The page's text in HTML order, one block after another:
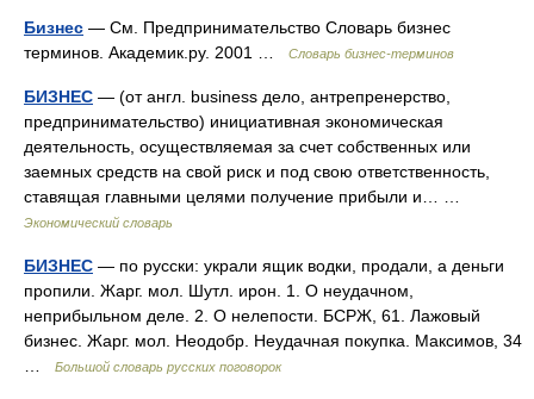
Бизнес — См. Предпринимательство Словарь бизнес
терминов. Академик.ру. 2001 …
Словарь бизнес-терминов
БИЗНЕС — (от англ. business дело, антрепренерство,
предпринимательство) инициативная экономическая
деятельность, осуществляемая за счет собственных или
заемных средств на свой риск и под свою ответственность,
ставящая главными целями получение прибыли и… …
Экономический словарь
БИЗНЕС — по русски: украли ящик водки, продали, а деньги
пропили. Жарг. мол. Шутл. ирон. 1. О неудачном,
неприбыльном деле. 2. О нелепости. БСРЖ, 61. Лажовый
бизнес. Жарг. мол. Неодобр. Неудачная покупка. Максимов, 34
Большой словарь русских поговорок